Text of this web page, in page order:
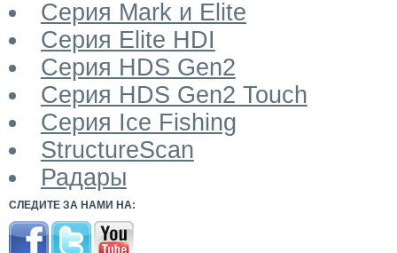
Серия Mark и Elite
Серия Elite HDI
Серия HDS Gen2
Серия HDS Gen2 Touch
Серия Ice Fishing
StructureScan
Радары
СЛЕДИТЕ ЗА НАМИ НА: